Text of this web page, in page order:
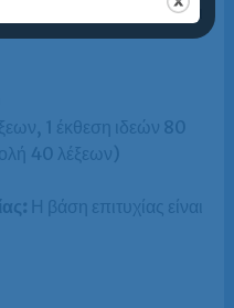
Η βάση επιτυχίας είναι
1 έκθεση ιδεών 80
40 λέξεων)
Η βάση επιτυχίας είναι